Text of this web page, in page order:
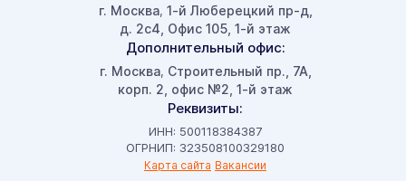
г. Москва, 1-й Люберецкий пр-д,
д. 2с4, Офис 105, 1-й этаж
Дополнительный офис:
г. Москва, Строительный пр., 7А,
корп. 2, офис №2, 1-й этаж
Реквизиты:
ИНН: 500118384387
ОГРНИП: 323508100329180
Карта сайта Вакансии